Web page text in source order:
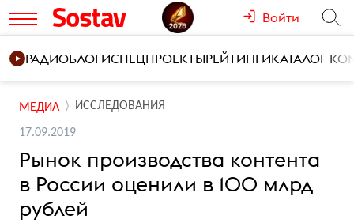
Войти
РАДИОБЛОГИСПЕЦПРОЕКТЫРЕЙТИНГИКАТАЛОГ
МЕДИА ИССЛЕДОВАНИЯ
17.09.2019
Рынок производства контента
в России оценили в 100 млрд
рублей